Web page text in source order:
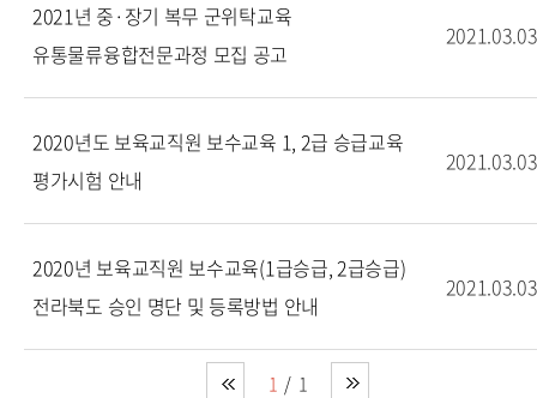
2021년 중·장기 복무 군위탁교육
유통물류융합전문과정 모집 공고
2021.03.03
2020년도 보육교직원 보수교육 1, 2급 승급교육
평가시험 안내
2021.03.03
2020년 보육교직원 보수교육(1급승급, 2급승급)
전라북도 승인 명단 및 등록방법 안내
2021.03.03
1 1